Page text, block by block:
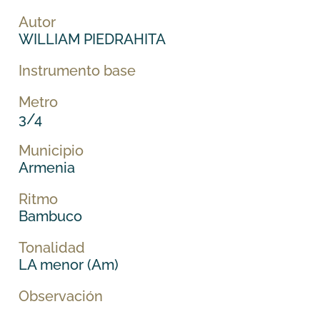
Autor
WILLIAM PIEDRAHITA
Instrumento base
Metro
3/4
Municipio
Armenia
Ritmo
Bambuco
Tonalidad
LA menor (Am)
Observación